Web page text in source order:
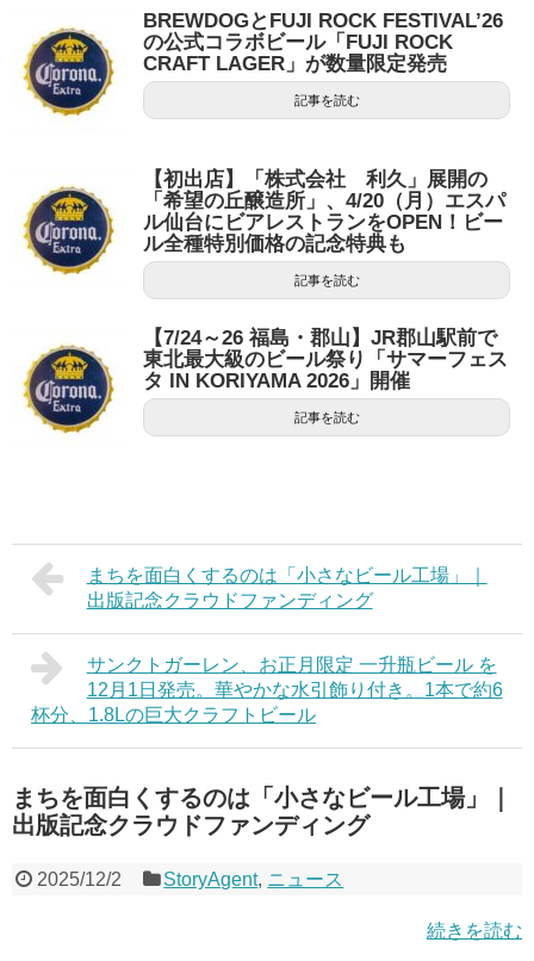
BREWDOGとFUJI ROCK FESTIVAL’26
の公式コラボビール「FUJI ROCK
CRAFT LAGER」が数量限定発売
記事を読む
【初出店】「株式会社 利久」展開の
「希望の丘醸造所」、4/20（月）エスパ
ル仙台にビアレストランをOPEN！ビー
ル全種特別価格の記念特典も
記事を読む
【7/24～26 福島・郡山】JR郡山駅前で
東北最大級のビール祭り「サマーフェス
タ IN KORIYAMA 2026」開催
記事を読む
まちを面白くするのは「小さなビール工場」｜
出版記念クラウドファンディング
サンクトガーレン、お正月限定 一升瓶ビール を
12月1日発売。華やかな水引飾り付き。1本で約6
杯分、1.8Lの巨大クラフトビール
まちを面白くするのは「小さなビール工場」｜
出版記念クラウドファンディング
2025/12/2 StoryAgent, ニュース
続きを読む